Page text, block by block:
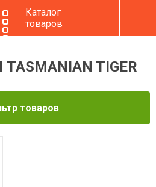
Каталог
товаров
TIGER
товаров